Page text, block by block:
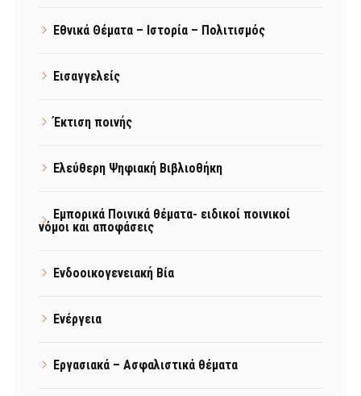
Εθνικά Θέματα – Ιστορία – Πολιτισμός
Εισαγγελείς
Έκτιση ποινής
Ελεύθερη Ψηφιακή Βιβλιοθήκη
Εμπορικά Ποινικά θέματα- ειδικοί ποινικοί
νόμοι και αποφάσεις
Ενδοοικογενειακή Βία
Ενέργεια
Εργασιακά – Ασφαλιστικά θέματα